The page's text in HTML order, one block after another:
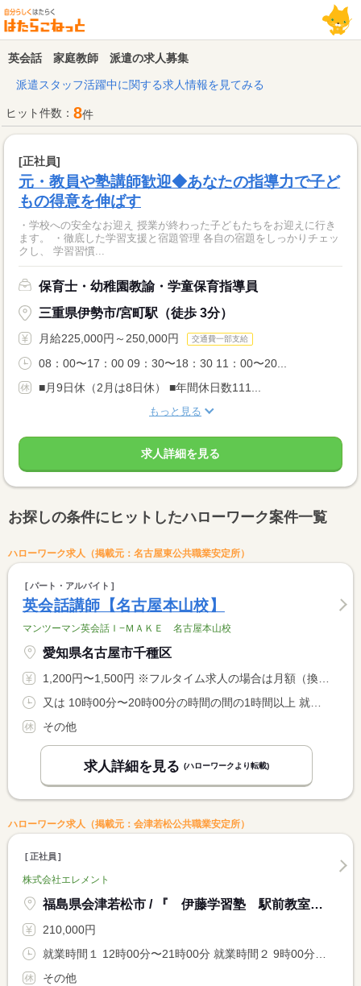
英会話 家庭教師 派遣の求人募集
派遣スタッフ活躍中に関する求人情報を見てみる
ヒット件数： 8件
[正社員]
元・教員や塾講師歓迎◆あなたの指導力で子ど
もの得意を伸ばす
・学校への安全なお迎え 授業が終わった子どもたちをお迎えに行き
ます。 ・徹底した学習支援と宿題管理 各自の宿題をしっかりチェッ
クし、 学習習慣...
保育士・幼稚園教諭・学童保育指導員
三重県伊勢市/宮町駅（徒歩 3分）
月給225,000円～250,000円 交通費一部支給
08：00〜17：00 09：30〜18：30 11：00〜20...
■月9日休（2月は8日休） ■年間休日数111...
もっと見る
求人詳細を見る
お探しの条件にヒットしたハローワーク案件一覧
ハローワーク求人（掲載元：名古屋東公共職業安定所）
パート・アルバイト
英会話講師【名古屋本山校】
マンツーマン英会話Ｉ−ＭＡＫＥ 名古屋本山校
愛知県名古屋市千種区
1,200円〜1,500円 ※フルタイム求人の場合は月額（換算額）、パート求人の場合は時間額を表示しています。
又は 10時00分〜20時00分の時間の間の1時間以上 就業時間に関する特記事項 １コマ６０分 <BR> <BR> ピークタイムは平日１６：００から２０：００、土日の午前中
その他
求人詳細を見る (ハローワークより転載)
ハローワーク求人（掲載元：会津若松公共職業安定所）
正社員
株式会社エレメント
福島県会津若松市 / 『 伊藤学習塾 駅前教室 』
210,000円
就業時間１ 12時00分〜21時00分 就業時間２ 9時00分〜18時00分
その他